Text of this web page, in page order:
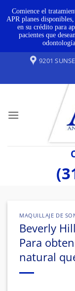
contenido
9201
MAQUILLAJE DE
Beverly
Para
natural
Comience el
APR planes
en su crédito para
pacientes que